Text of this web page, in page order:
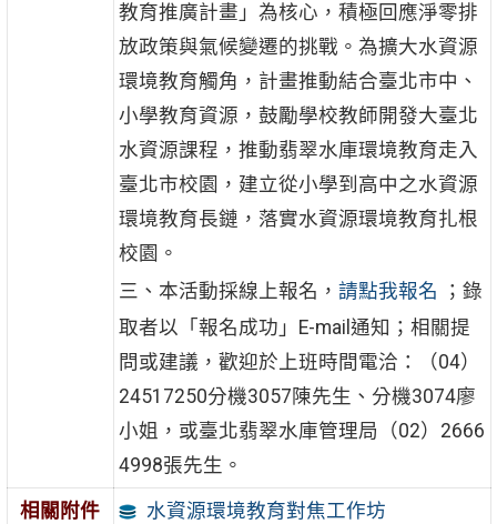
教育推廣計畫」為核心，積極回應淨零排
放政策與氣候變遷的挑戰。為擴大水資源
環境教育觸角，計畫推動結合臺北市中、
小學教育資源，鼓勵學校教師開發大臺北
水資源課程，推動翡翠水庫環境教育走入
臺北市校園，建立從小學到高中之水資源
環境教育長鏈，落實水資源環境教育扎根
校園。
三、本活動採線上報名， 請點我報名 ；錄
取者以「報名成功」E-mail通知；相關提
問或建議，歡迎於上班時間電洽：（04）
24517250分機3057陳先生、分機3074廖
小姐，或臺北翡翠水庫管理局（02）2666
4998張先生。
相關附件 水資源環境教育對焦工作坊